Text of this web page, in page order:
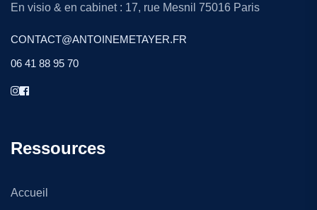
En visio & en cabinet : 17, rue Mesnil 75016 Paris
CONTACT@ANTOINEMETAYER.FR
06 41 88 95 70
Ressources
Accueil